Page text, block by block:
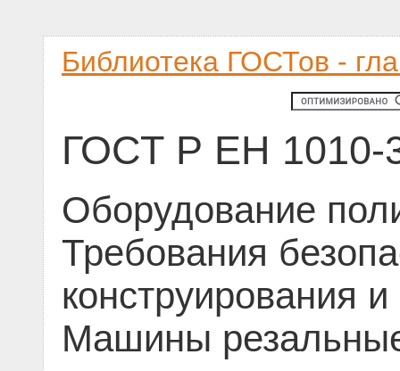
Библиотека ГОСТов -
ГОСТ Р ЕН 1010-
Оборудование
Требования
конструирования
Машины